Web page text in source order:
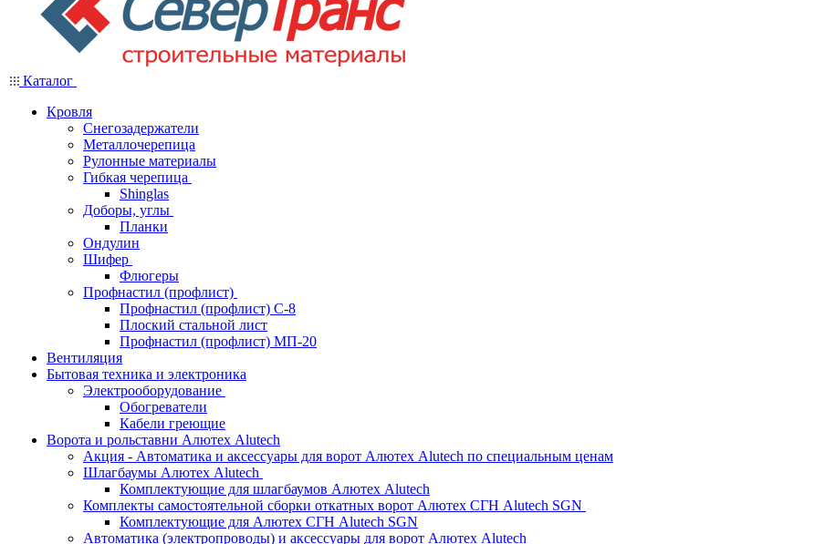
Каталог
Кровля
Снегозадержатели
Металлочерепица
Рулонные материалы
Гибкая черепица
Shinglas
Доборы, углы
Планки
Ондулин
Шифер
Флюгеры
Профнастил (профлист)
Профнастил (профлист) С-8
Плоский стальной лист
Профнастил (профлист) МП-20
Вентиляция
Бытовая техника и электроника
Электрооборудование
Обогреватели
Кабели греющие
Ворота и рольставни Алютех Alutech
Акция - Автоматика и аксессуары для ворот Алютех Alutech по специальным ценам
Шлагбаумы Алютех Alutech
Комплектующие для шлагбаумов Алютех Alutech
Комплекты самостоятельной сборки откатных ворот Алютех СГН Alutech SGN
Комплектующие для Алютех СГН Alutech SGN
Автоматика (электропроводы) и аксессуары для ворот Алютех Alutech